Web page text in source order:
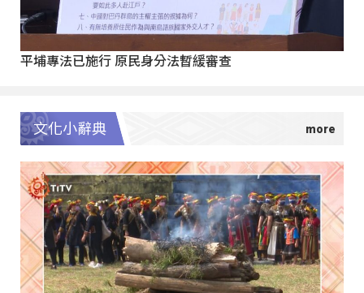
平埔專法已施行 原民身分法暫緩審查
文化小辭典